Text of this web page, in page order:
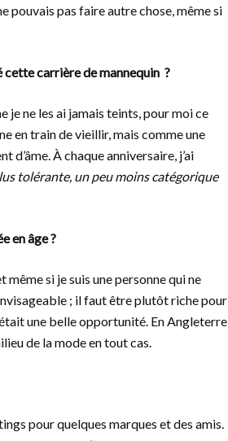
pouvais pas faire autre chose, même si
carrière de mannequin ?
je ne les ai jamais teints, pour moi ce
en train de vieillir, mais comme une
d’âme. À chaque anniversaire, j’ai
tolérante, un peu moins catégorique
en âge ?
même si je suis une personne qui ne
; il faut être plutôt riche pour
une belle opportunité. En Angleterre
de la mode en tout cas.
pour quelques marques et des amis.